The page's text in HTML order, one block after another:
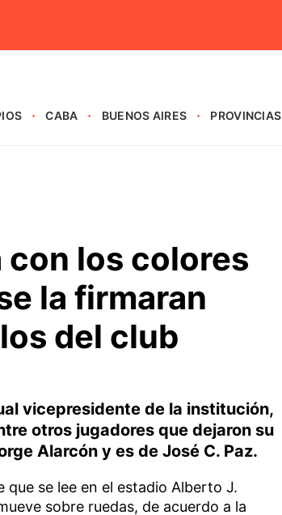
CABA BUENOS AIRES PROVINCIAS
los colores
la firmaran
del club
vicepresidente de la institución,
otros jugadores que dejaron su
Alarcón y es de José C. Paz.
que se lee en el estadio Alberto J.
sobre ruedas, de acuerdo a la